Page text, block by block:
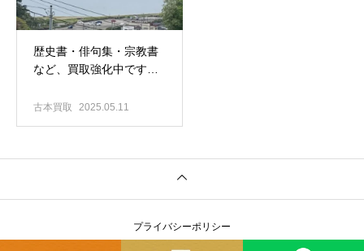
歴史書・俳句集・宗教書
など、買取強化中です！
張買取専門店 古書窟揚羽
古本買取 2025.05.11
プライバシーポリシー